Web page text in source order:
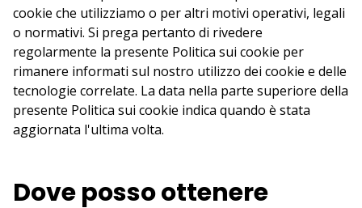
cookie che utilizziamo o per altri motivi operativi, legali
o normativi. Si prega pertanto di rivedere
regolarmente la presente Politica sui cookie per
rimanere informati sul nostro utilizzo dei cookie e delle
tecnologie correlate. La data nella parte superiore della
presente Politica sui cookie indica quando è stata
aggiornata l'ultima volta.
Dove posso ottenere